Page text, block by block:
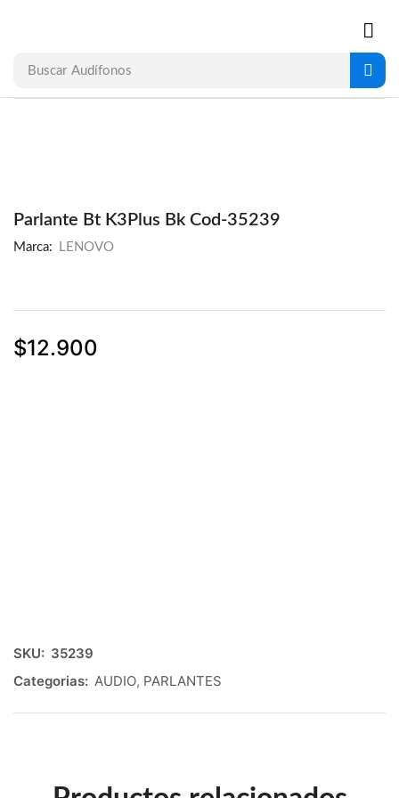
Buscar Audífonos
Parlante Bt K3Plus Bk Cod-35239
Marca: LENOVO
$12.900
SKU: 35239
Categorias: AUDIO, PARLANTES